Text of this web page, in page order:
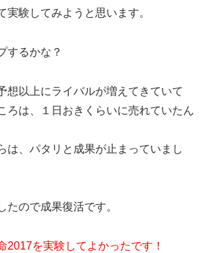
実験してみようと思います。
するかな？
想以上にライバルが増えてきていて
ろは、１日おきくらいに売れていたん
は、パタリと成果が止まっていまし
たので成果復活です。
2017を実験してよかったです！